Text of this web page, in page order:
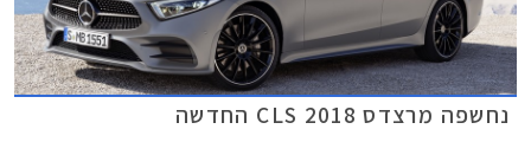
נחשפה מרצדס CLS 2018 החדשה